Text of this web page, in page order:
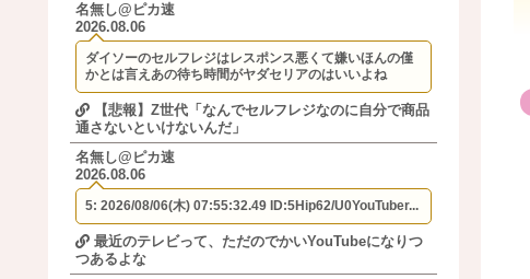
名無し@ピカ速
2026.08.06
ダイソーのセルフレジはレスポンス悪くて嫌いほんの僅
かとは言えあの待ち時間がヤダセリアのはいいよね
【悲報】Z世代「なんでセルフレジなのに自分で商品
通さないといけないんだ」
名無し@ピカ速
2026.08.06
5: 2026/08/06(木) 07:55:32.49 ID:5Hip62/U0YouTuber...
最近のテレビって、ただのでかいYouTubeになりつ
つあるよな